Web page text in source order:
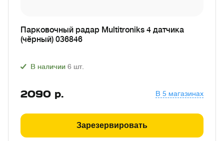
Парковочный радар Multitroniks 4 датчика
(чёрный) 036846
В наличии 6 шт.
2090 р. В 5 магазинах
Зарезервировать